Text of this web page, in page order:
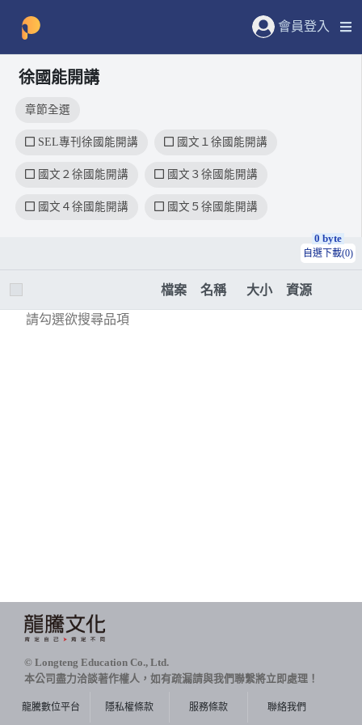
會員登入
徐國能開講
章節全選
SEL專刊徐國能開講 國文１徐國能開講
國文２徐國能開講 國文３徐國能開講
國文４徐國能開講 國文５徐國能開講
0 byte
自選下載(0)
檔案 名稱 大小 資源
請勾選欲搜尋品項
© Longteng Education Co., Ltd.
本公司盡力洽談著作權人，如有疏漏請與我們聯繫將立即處理！
龍騰數位平台 隱私權條款 服務條款 聯絡我們